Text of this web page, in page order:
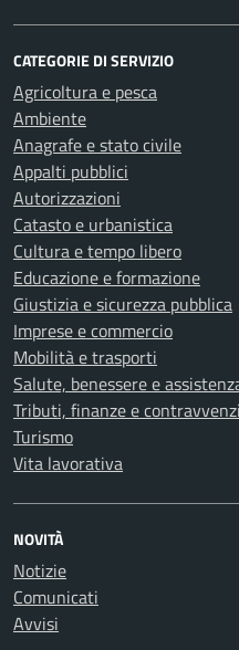
CATEGORIE DI SERVIZIO
Agricoltura e pesca
Ambiente
Anagrafe e stato civile
Appalti pubblici
Autorizzazioni
Catasto e urbanistica
Cultura e tempo libero
Educazione e formazione
Giustizia e sicurezza pubblica
Imprese e commercio
Mobilità e trasporti
Salute, benessere e
Tributi, finanze e
Turismo
Vita lavorativa
NOVITÀ
Notizie
Comunicati
Avvisi